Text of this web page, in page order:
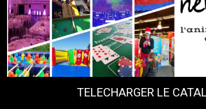
TELECHARGER LE